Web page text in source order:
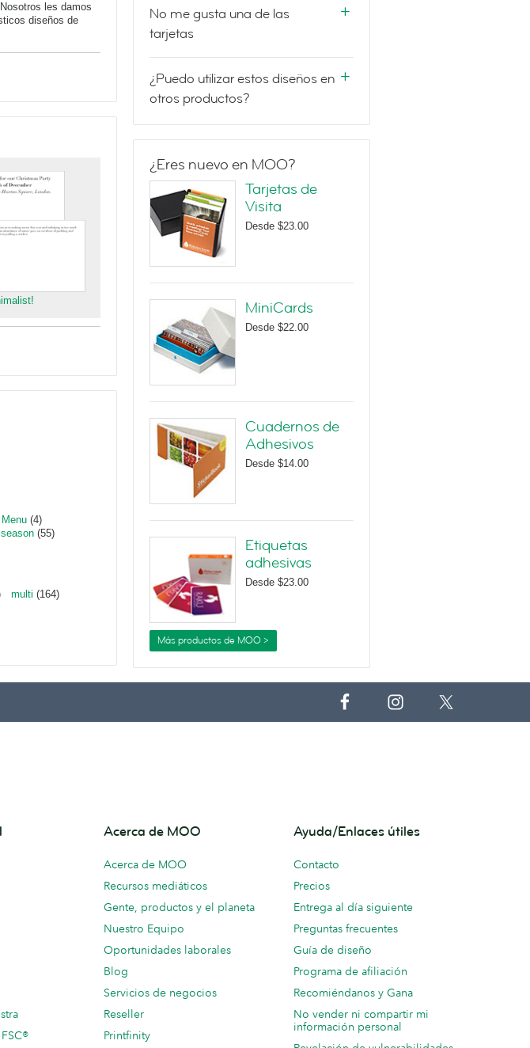
les damos
diseños de
Menu (4)
season (55)
multi (164)
No me gusta una de las
tarjetas
¿Puedo utilizar estos diseños en
otros productos?
¿Eres nuevo en MOO?
Tarjetas de
Visita
Desde $23.00
MiniCards
Desde $22.00
Cuadernos de
Adhesivos
Desde $14.00
Etiquetas
adhesivas
Desde $23.00
Más productos de MOO >
Acerca de MOO
Acerca de MOO
Recursos mediáticos
Gente, productos y el planeta
Nuestro Equipo
Oportunidades laborales
Blog
Servicios de negocios
Reseller
Printfinity
Ayuda/Enlaces útiles
Contacto
Precios
Entrega al día siguiente
Preguntas frecuentes
Guía de diseño
Programa de afiliación
Recomiéndanos y Gana
No vender ni compartir mi
información personal